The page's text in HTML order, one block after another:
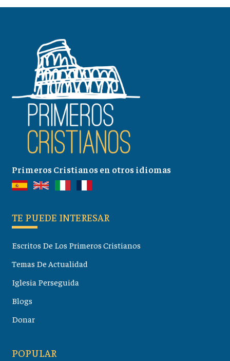
Primeros Cristianos en otros idiomas
TE PUEDE INTERESAR
Escritos De Los Primeros Cristianos
Temas De Actualidad
Iglesia Perseguida
Blogs
Donar
POPULAR